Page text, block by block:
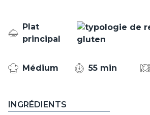
Plat
principal
gluten
Médium 55 min
INGRÉDIENTS